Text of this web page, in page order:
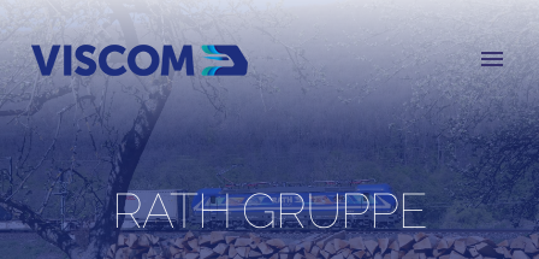
RATH GRUPPE